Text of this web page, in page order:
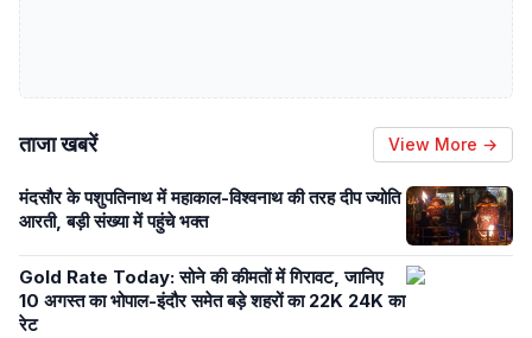
ताजा खबरें View More →
मंदसौर के पशुपतिनाथ में महाकाल-विश्वनाथ की तरह दीप ज्योति
आरती, बड़ी संख्या में पहुंचे भक्त
Gold Rate Today: सोने की कीमतों में गिरावट, जानिए
10 अगस्त का भोपाल-इंदौर समेत बड़े शहरों का 22K 24K का
रेट